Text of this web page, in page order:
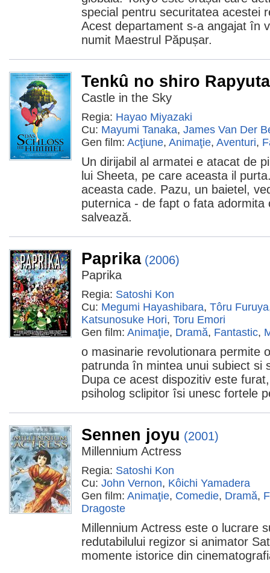
special pentru securitatea acestei
Acest departament s-a angajat în
numit Maestrul Păpușar.
Tenkû no shiro Rapyuta
Castle in the Sky
Regia: Hayao Miyazaki
Cu: Mayumi Tanaka, James Van Der
Gen film: Acţiune, Animaţie, Aventuri,
Un dirijabil al armatei e atacat de
lui Sheeta, pe care aceasta il
aceasta cade. Pazu, un baietel,
puternica - de fapt o fata adormita
salvează.
Paprika (2006)
Paprika
Regia: Satoshi Kon
Cu: Megumi Hayashibara, Tôru Furuya
Katsunosuke Hori, Toru Emori
Gen film: Animaţie, Dramă, Fantastic,
o masinarie revolutionara permite
patrunda în mintea unui subiect si
Dupa ce acest dispozitiv este
psiholog sclipitor îsi unesc fortele
Sennen joyu (2001)
Millennium Actress
Regia: Satoshi Kon
Cu: John Vernon, Kôichi Yamadera
Gen film: Animaţie, Comedie, Dramă,
Dragoste
Millennium Actress este o lucrare
redutabilului regizor si animator
momente istorice din